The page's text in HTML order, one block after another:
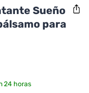
Sueño
para
24 horas